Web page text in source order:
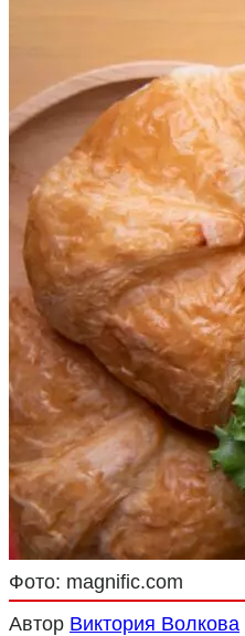
Россия
Фото: magnific.com
Автор Виктория Волкова